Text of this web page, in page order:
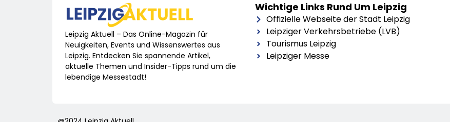
Leipzig Aktuell – Das Online-Magazin für
Neuigkeiten, Events und Wissenswertes aus
Leipzig. Entdecken Sie spannende Artikel,
aktuelle Themen und Insider-Tipps rund um die
lebendige Messestadt!
Wichtige Links Rund Um Leipzig
Offizielle Webseite der Stadt Leipzig
Leipziger Verkehrsbetriebe (LVB)
Tourismus Leipzig
Leipziger Messe